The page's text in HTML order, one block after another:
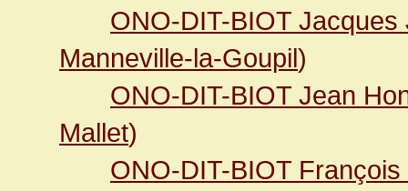
ONO-DIT-BIOT
Manneville-la-Goupil)
ONO-DIT-BIOT Jean
Mallet)
ONO-DIT-BIOT